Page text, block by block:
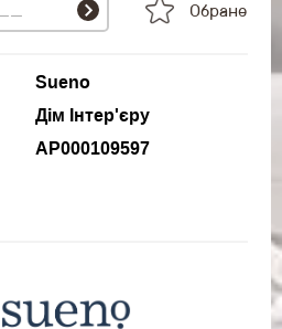
Обране
Sueno
Дім Інтер'єру
АР000109597